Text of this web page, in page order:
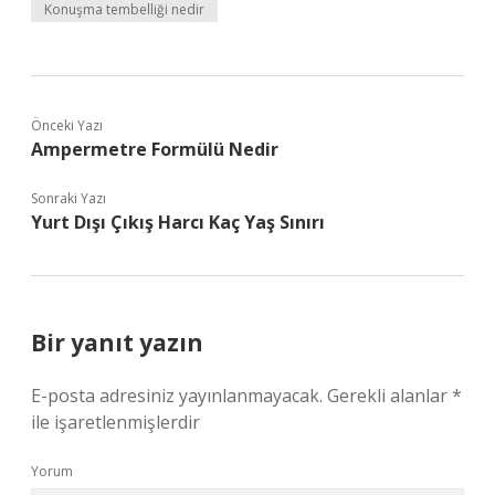
Konuşma tembelliği nedir
Önceki Yazı
Ampermetre Formülü Nedir
Sonraki Yazı
Yurt Dışı Çıkış Harcı Kaç Yaş Sınırı
Bir yanıt yazın
E-posta adresiniz yayınlanmayacak. Gerekli alanlar*
ile işaretlenmişlerdir
Yorum